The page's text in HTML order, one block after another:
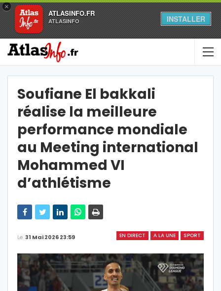
×
ATLASINFO.FR
ATLASINFO INSTALLER
Soufiane El bakkali
réalise la meilleure
performance mondiale
au Meeting international
Mohammed VI
d’athlétisme
EN DIRECT A LA UNE SPORT
Le 31 Mai 2026 23:59